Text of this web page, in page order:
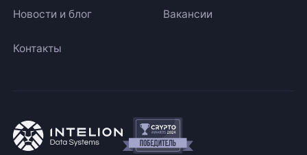
Новости и блог Вакансии
Контакты